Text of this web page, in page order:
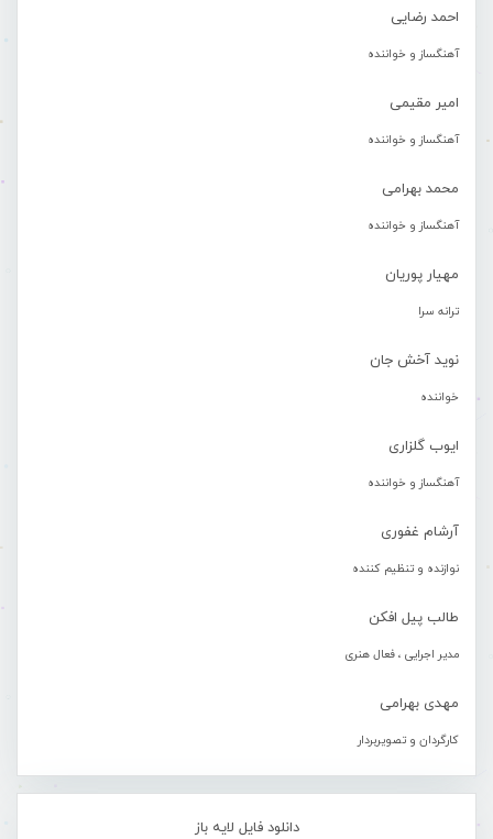
احمد رضایی
آهنگساز و خواننده
امیر مقیمی
آهنگساز و خواننده
محمد بهرامی
آهنگساز و خواننده
مهیار پوریان
ترانه سرا
نوید آخش جان
خواننده
ایوب گلزاری
آهنگساز و خواننده
آرشام غفوری
نوازنده و تنظیم کننده
طالب پیل افکن
مدیر اجرایی ، فعال هنری
مهدی بهرامی
کارگردان و تصویربردار
دانلود فایل لایه باز